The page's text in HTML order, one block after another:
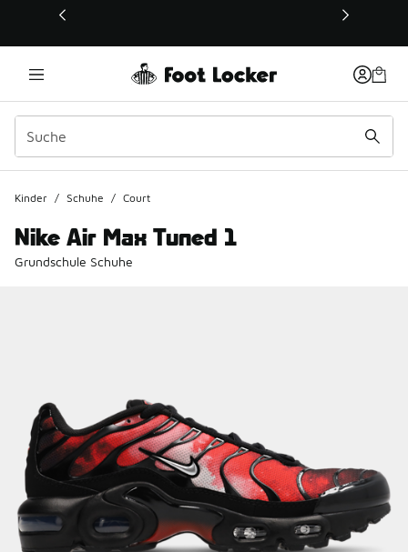
Dieser Link öffnet sich in einem neuen Fenster
Kinder / Schuhe / Court
Nike Air Max Tuned 1
Grundschule Schuhe